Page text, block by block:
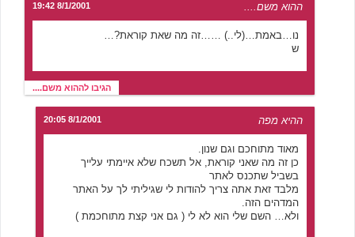
ההוא משם.... 8/1/2001 19:42
נו…באמת…(לי..) ……זה מה שאת קוראת?…
ש
הגיבו לההוא משם....
ההיא מפה 8/1/2001 20:05
מאוד מתוחכם וגם שנון.
כן זה מה שאני קוראת, אל תשכח שלא איימתי עלייך
בשביל שתכנס לאתר
מלבד זאת אתה צריך להודות לי שגיליתי לך על האתר
המדהים הזה.
ולא… השם שלי הוא לא לי ( גם אני קצת מתוחכמת )